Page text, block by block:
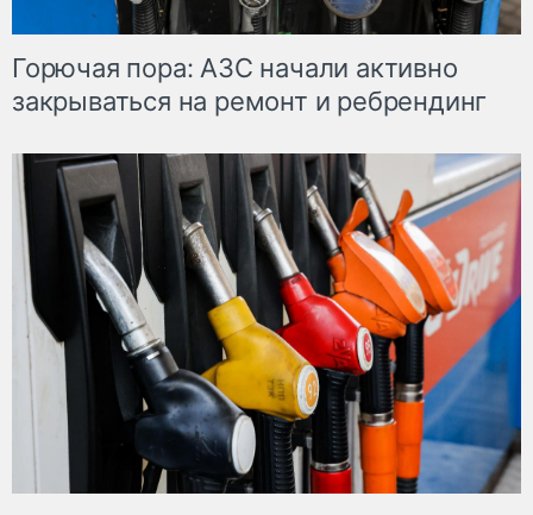
Горючая пора: АЗС начали активно
закрываться на ремонт и ребрендинг